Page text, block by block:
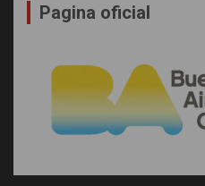
Pagina oficial